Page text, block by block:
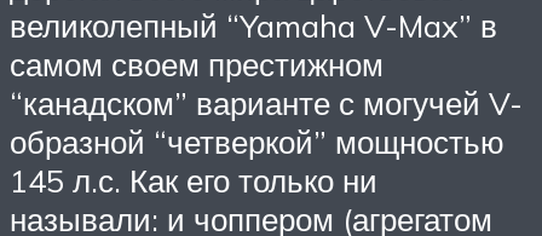
великолепный “Yamaha V-Max” в
самом своем престижном
“канадском” варианте с могучей V-
образной “четверкой” мощностью
145 л.с. Как его только ни
называли: и чоппером (агрегатом